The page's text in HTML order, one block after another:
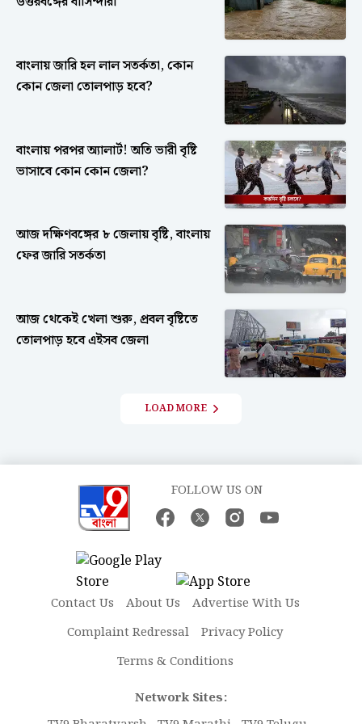
বাংলায় জারি হল লাল সতর্কতা, কোন
কোন জেলা তোলপাড় হবে?
বাংলায় পরপর অ্যালার্ট! অতি ভারী বৃষ্টি
ভাসাবে কোন কোন জেলা?
আজ দক্ষিণবঙ্গের ৮ জেলায় বৃষ্টি, বাংলায়
ফের জারি সতর্কতা
আজ থেকেই খেলা শুরু, প্রবল বৃষ্টিতে
তোলপাড় হবে এইসব জেলা
LOAD MORE
FOLLOW US ON
Contact Us About Us
Advertise With Us
Complaint Redressal
Privacy Policy
Terms & Conditions
Network Sites: